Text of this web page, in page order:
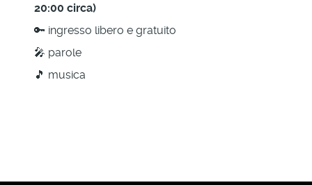
20:00 circa)
🔑 ingresso libero e gratuito
🎤 parole
🎵 musica